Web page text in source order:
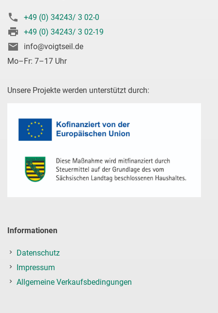
+49 (0) 34243/ 3 02-0
+49 (0) 34243/ 3 02-19
info@voigtseil.de
Mo–Fr: 7–17 Uhr
Unsere Projekte werden unterstützt durch:
Informationen
Datenschutz
Impressum
Allgemeine Verkaufsbedingungen